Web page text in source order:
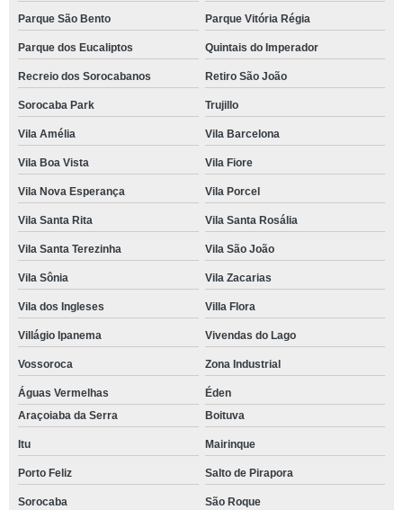
Parque São Bento Parque Vitória Régia
Parque dos Eucaliptos Quintais do Imperador
Recreio dos Sorocabanos Retiro São João
Sorocaba Park Trujillo
Vila Amélia Vila Barcelona
Vila Boa Vista Vila Fiore
Vila Nova Esperança Vila Porcel
Vila Santa Rita Vila Santa Rosália
Vila Santa Terezinha Vila São João
Vila Sônia Vila Zacarias
Vila dos Ingleses Villa Flora
Villágio Ipanema Vivendas do Lago
Vossoroca Zona Industrial
Águas Vermelhas
Éden
Araçoiaba da Serra
Boituva
Itu Mairinque
Porto Feliz Salto de Pirapora
Sorocaba São Roque